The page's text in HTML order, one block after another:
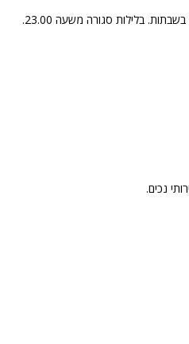
בלילות סגורה משעה 23.00.